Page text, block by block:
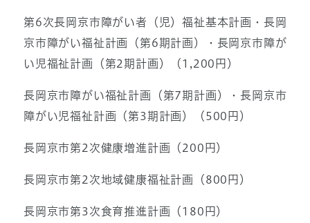
第6次長岡京市障がい者（児）福祉基本計画・長岡
京市障がい福祉計画（第6期計画）・長岡京市障が
い児福祉計画（第2期計画）（1,200円）
長岡京市障がい福祉計画（第7期計画）・長岡京市
障がい児福祉計画（第3期計画）（500円）
長岡京市第2次健康増進計画（200円）
長岡京市第2次地域健康福祉計画（800円）
長岡京市第3次食育推進計画（180円）